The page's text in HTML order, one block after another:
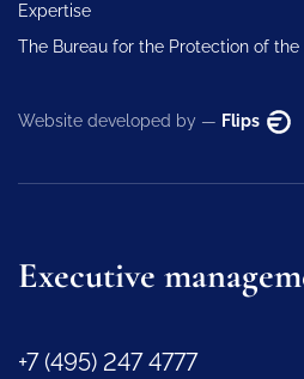
Expertise
The Bureau for the Protection of
Website developed by — Flips
Executive
+7 (495) 247 4777